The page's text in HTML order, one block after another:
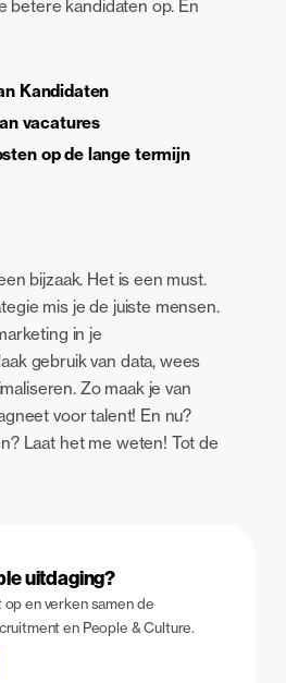
betere kandidaten op. En
Kandidaten
vacatures
op de lange termijn
bijzaak. Het is een must.
mis je de juiste mensen.
in je
gebruik van data, wees
Zo maak je van
voor talent! En nu?
Laat het me weten! Tot de
uitdaging?
en verken samen de
en People & Culture.